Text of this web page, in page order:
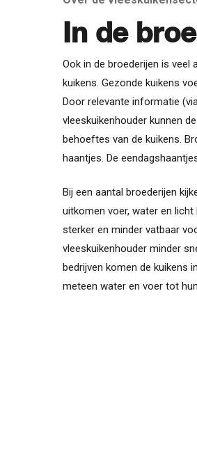
In de
Ook in de broederijen is veel
kuikens. Gezonde kuikens
Door relevante informatie
vleeskuikenhouder kunnen
behoeftes van de kuikens.
haantjes. De
Bij een aantal broederijen
uitkomen voer, water en
sterker en minder vatbaar
vleeskuikenhouder minder
bedrijven komen de kuikens
meteen water en voer tot